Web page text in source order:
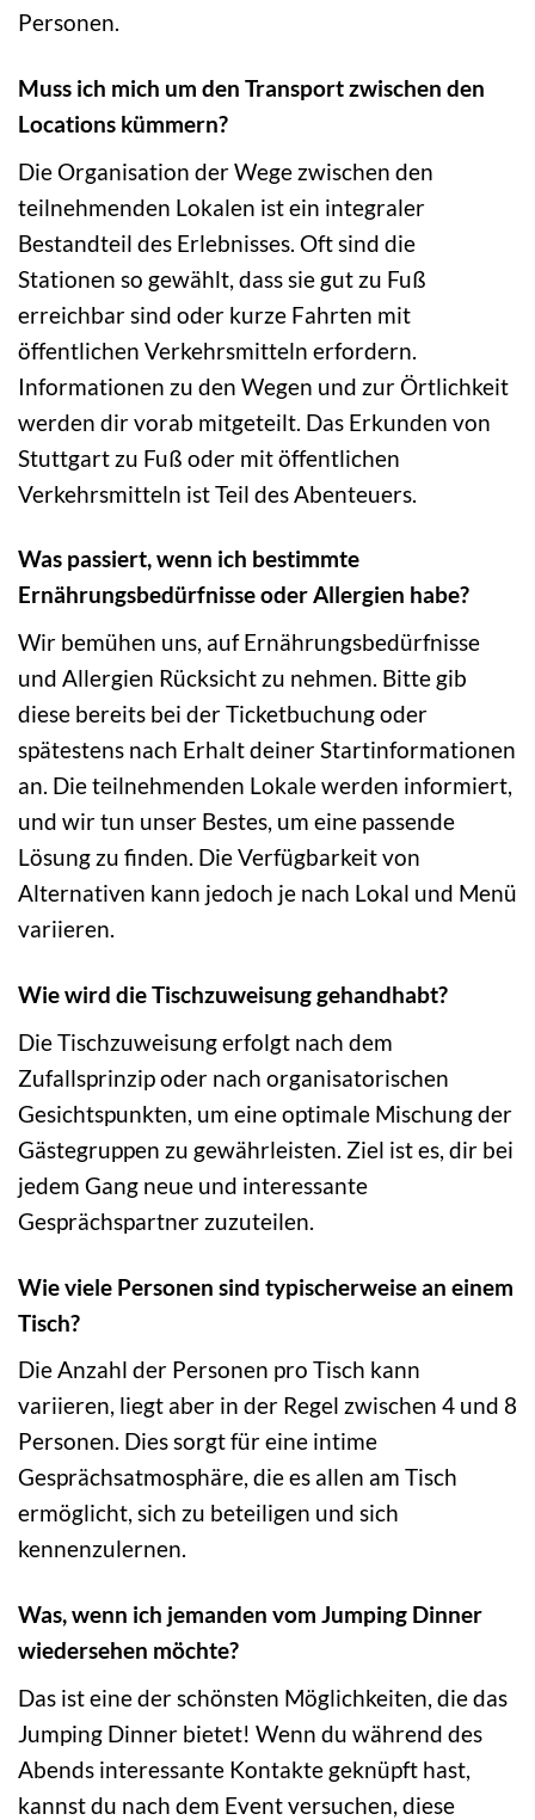
Personen.
Muss ich mich um den Transport zwischen den
Locations kümmern?
Die Organisation der Wege zwischen den
teilnehmenden Lokalen ist ein integraler
Bestandteil des Erlebnisses. Oft sind die
Stationen so gewählt, dass sie gut zu Fuß
erreichbar sind oder kurze Fahrten mit
öffentlichen Verkehrsmitteln erfordern.
Informationen zu den Wegen und zur Örtlichkeit
werden dir vorab mitgeteilt. Das Erkunden von
Stuttgart zu Fuß oder mit öffentlichen
Verkehrsmitteln ist Teil des Abenteuers.
Was passiert, wenn ich bestimmte
Ernährungsbedürfnisse oder Allergien habe?
Wir bemühen uns, auf Ernährungsbedürfnisse
und Allergien Rücksicht zu nehmen. Bitte gib
diese bereits bei der Ticketbuchung oder
spätestens nach Erhalt deiner Startinformationen
an. Die teilnehmenden Lokale werden informiert,
und wir tun unser Bestes, um eine passende
Lösung zu finden. Die Verfügbarkeit von
Alternativen kann jedoch je nach Lokal und Menü
variieren.
Wie wird die Tischzuweisung gehandhabt?
Die Tischzuweisung erfolgt nach dem
Zufallsprinzip oder nach organisatorischen
Gesichtspunkten, um eine optimale Mischung der
Gästegruppen zu gewährleisten. Ziel ist es, dir bei
jedem Gang neue und interessante
Gesprächspartner zuzuteilen.
Wie viele Personen sind typischerweise an einem
Tisch?
Die Anzahl der Personen pro Tisch kann
variieren, liegt aber in der Regel zwischen 4 und 8
Personen. Dies sorgt für eine intime
Gesprächsatmosphäre, die es allen am Tisch
ermöglicht, sich zu beteiligen und sich
kennenzulernen.
Was, wenn ich jemanden vom Jumping Dinner
wiedersehen möchte?
Das ist eine der schönsten Möglichkeiten, die das
Jumping Dinner bietet! Wenn du während des
Abends interessante Kontakte geknüpft hast,
kannst du nach dem Event versuchen, diese